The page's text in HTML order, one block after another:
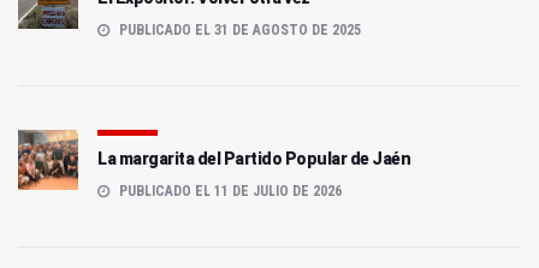
PUBLICADO EL 31 DE AGOSTO DE 2025
La margarita del Partido Popular de Jaén
PUBLICADO EL 11 DE JULIO DE 2026